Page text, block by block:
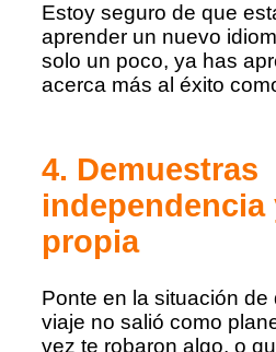
Estoy seguro de que
aprender un nuevo
solo un poco, ya has
acerca más al éxito
4. Demuestras
independencia
propia
Ponte en la situación de
viaje no salió como
vez te robaron algo, o